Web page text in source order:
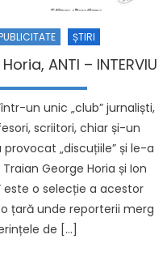
ȘTIRI
ANTI – INTERVIU
un unic „club” jurnaliști,
scriitori, chiar și-un
„discuțiile” și le-a
George Horia și Ion
este o selecție a acestor
țară unde reporterii merg
de […]